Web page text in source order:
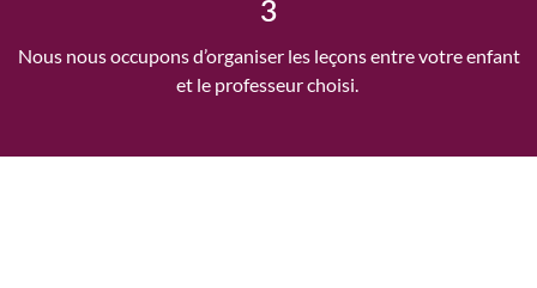
3
Nous nous occupons d’organiser les leçons entre votre enfant
et le professeur choisi.